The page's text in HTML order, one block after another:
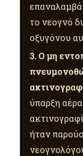
το νεογνό
οξυγόνου
3. Ο μη
ύπαρξη
ήταν